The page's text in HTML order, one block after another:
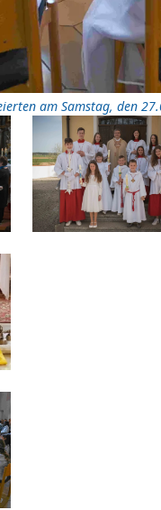
am Samstag, den